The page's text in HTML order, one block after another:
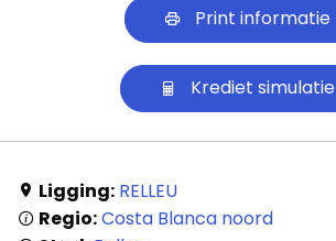
Print informatie
Krediet simulatie
Ligging: RELLEU
Regio:Costa Blanca noord